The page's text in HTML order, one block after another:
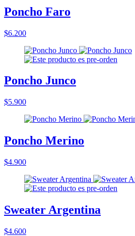
Poncho Faro
$6.200
Poncho Junco
$5.900
Poncho Merino
$4.900
Sweater Argentina
$4.600